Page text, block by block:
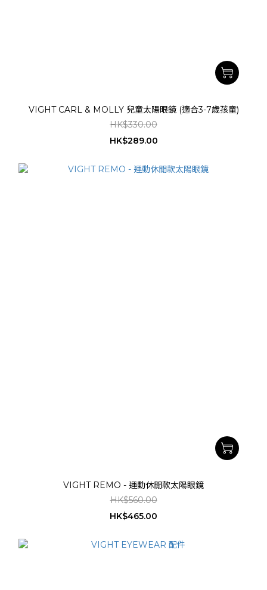
VIGHT CARL & MOLLY 兒童太陽眼鏡 (適合3-7歲孩童)
HK$330.00
HK$289.00
VIGHT REMO - 運動休閒款太陽眼鏡
HK$560.00
HK$465.00